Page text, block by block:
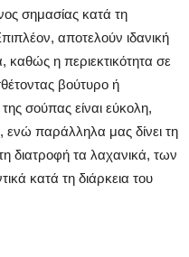
σημασίας κατά τη
αποτελούν ιδανική
καθώς η περιεκτικότητα σε
βούτυρο ή
σούπας είναι εύκολη,
ενώ παράλληλα μας δίνει τη
διατροφή τα λαχανικά, των
κατά τη διάρκεια του